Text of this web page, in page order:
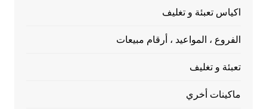
اكياس تعبئة و تغليف
الفروع ، المواعيد ، أرقام مبيعات
تعبئة و تغليف
ماكينات أخري